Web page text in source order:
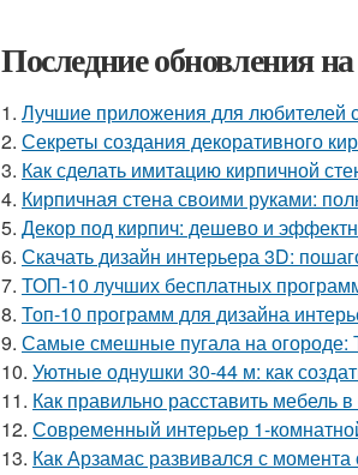
Последние обновления на
1. Лучшие приложения для любителей
2. Секреты создания декоративного
3. Как сделать имитацию кирпичной
4. Кирпичная стена своими руками:
5. Декор под кирпич: дешево и
6. Скачать дизайн интерьера 3D:
7. ТОП-10 лучших бесплатных
8. Топ-10 программ для дизайна
9. Самые смешные пугала на огороде:
10. Уютные однушки 30-44 м: как
11. Как правильно расставить мебель
12. Современный интерьер 1-
13. Как Арзамас развивался с момента